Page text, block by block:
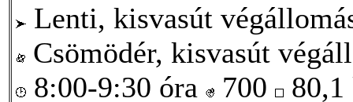
Lenti, kisvasút
Csömödér, kisvasút
8:00-9:30 óra
700